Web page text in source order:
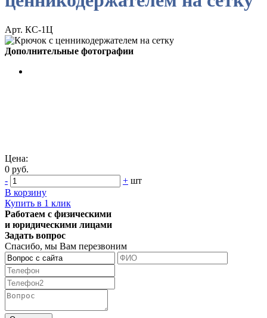
Арт. КС-1Ц
Дополнительные фотографии
Цена:
0 руб.
-
+ шт
В корзину
Купить в 1 клик
Работаем с физическими
и юридическими лицами
Задать вопрос
Спасибо, мы Вам перезвоним